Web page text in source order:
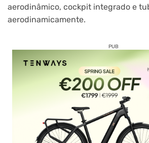
aerodinâmico, cockpit integrado e
aerodinamicamente.
PUB